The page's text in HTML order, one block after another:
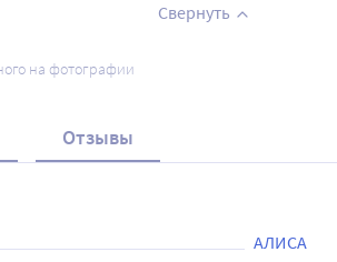
на фотографии
Свернуть
Отзывы
АЛИСА